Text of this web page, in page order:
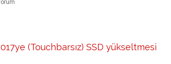
(Touchbarsız) SSD yükseltmesi